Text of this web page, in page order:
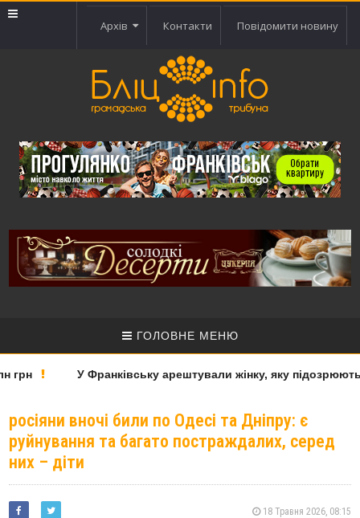
Архів Контакти Повідомити новину
ГОЛОВНЕ МЕНЮ
У Франківську арештували жінку, яку підозрюють
росіяни вночі били по Одесі та Дніпру: є
руйнування та багато постраждалих, серед
них – діти
18 Травня 2026, 08:15